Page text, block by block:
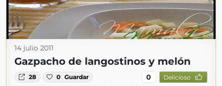
14 julio 2011
Gazpacho de langostinos y melón
28 0 Guardar 0 Delicioso